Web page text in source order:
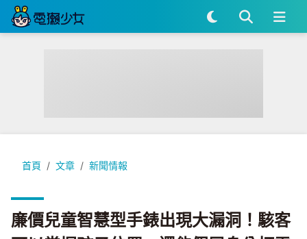
首頁 文章 新聞情報
廉價兒童智慧型手錶出現大漏洞！駭客可以掌握孩子位置、還
廉價兒童智慧型手錶出現大漏洞！駭客